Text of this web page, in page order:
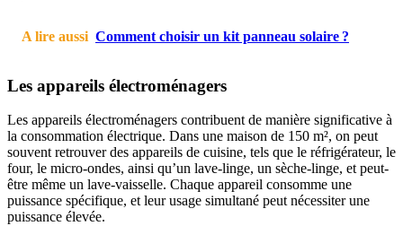
A lire aussi Comment choisir un kit panneau solaire ?
Les appareils électroménagers
Les appareils électroménagers contribuent de manière significative à
la consommation électrique. Dans une maison de 150 m², on peut
souvent retrouver des appareils de cuisine, tels que le réfrigérateur, le
four, le micro-ondes, ainsi qu’un lave-linge, un sèche-linge, et peut-
être même un lave-vaisselle. Chaque appareil consomme une
puissance spécifique, et leur usage simultané peut nécessiter une
puissance élevée.